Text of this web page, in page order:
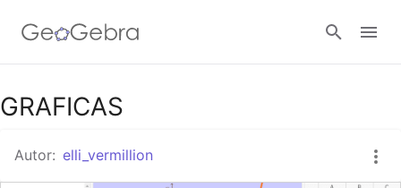
Google Classroom
GeoGebra Classroom
GRAFICAS
Autor: elli_vermillion